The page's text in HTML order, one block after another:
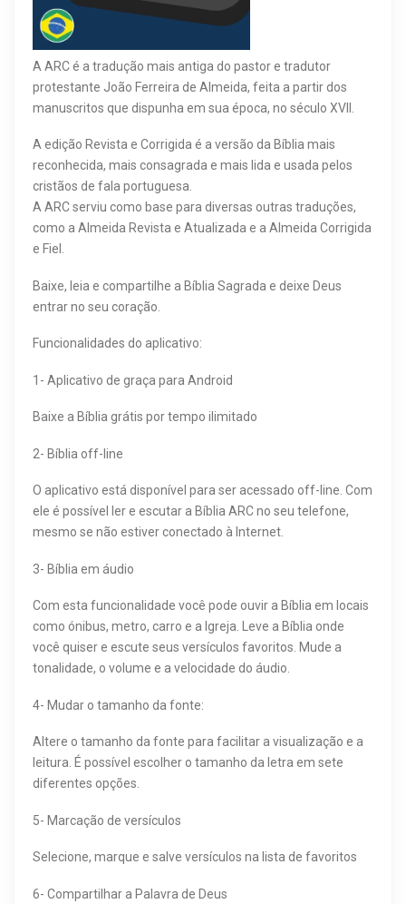
A ARC é a tradução mais antiga do pastor e tradutor
protestante João Ferreira de Almeida, feita a partir dos
manuscritos que dispunha em sua época, no século XVII.
A edição Revista e Corrigida é a versão da Bíblia mais
reconhecida, mais consagrada e mais lida e usada pelos
cristãos de fala portuguesa.
A ARC serviu como base para diversas outras traduções,
como a Almeida Revista e Atualizada e a Almeida Corrigida
e Fiel.
Baixe, leia e compartilhe a Bíblia Sagrada e deixe Deus
entrar no seu coração.
Funcionalidades do aplicativo:
1- Aplicativo de graça para Android
Baixe a Bíblia grátis por tempo ilimitado
2- Bíblia off-line
O aplicativo está disponível para ser acessado off-line. Com
ele é possível ler e escutar a Bíblia ARC no seu telefone,
mesmo se não estiver conectado à Internet.
3- Bíblia em áudio
Com esta funcionalidade você pode ouvir a Bíblia em locais
como ónibus, metro, carro e a Igreja. Leve a Bíblia onde
você quiser e escute seus versículos favoritos. Mude a
tonalidade, o volume e a velocidade do áudio.
4- Mudar o tamanho da fonte:
Altere o tamanho da fonte para facilitar a visualização e a
leitura. É possível escolher o tamanho da letra em sete
diferentes opções.
5- Marcação de versículos
Selecione, marque e salve versículos na lista de favoritos
6- Compartilhar a Palavra de Deus